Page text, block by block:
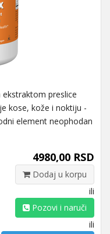
ekstraktom preslice
kose, kože i noktiju -
element neophodan
4980,00 RSD
Dodaj u korpu
ili
Pozovi i naruči
ili